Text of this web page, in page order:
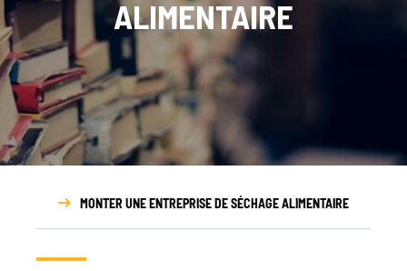
partenaires
Nos réseaux
Rapport
d’activité
services
ALIMENTAIRE
MONTER UNE ENTREPRISE DE SÉCHAGE ALIMENTAIRE